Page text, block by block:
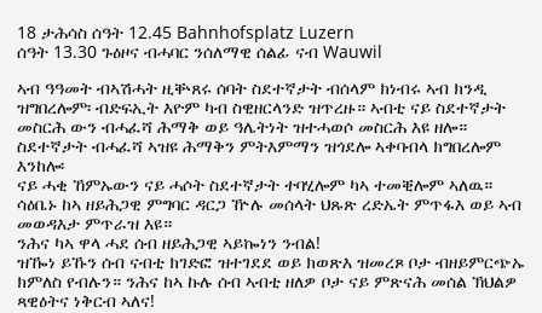
18 ታሕሳስ ሰዓት 12.45 Bahnhofsplatz Luzern
ሰዓት 13.30 ጉዕዞና ብሓባር ንሰለማዊ ሰልፊ ናብ Wauwil
ኣብ ዓዓመት ብኣሽሓት ዚቝጸሩ ሰባት ስደተኛታት ብሰላም ክነብሩ ኣብ ክንዲ
ዝግበረሎም፡ ብድፍኢት እዮም ካብ ስዊዘርላንድ ዝጥረዙ። ኣብቲ ናይ ስደተኛታት
መስርሕ ውን ብሓፈሻ ሕማቅ ወይ ዓሌትነት ዝተሓወሶ መስርሕ እዩ ዘሎ።
ስደተኛታት ብሓፈሻ ኣዝዩ ሕማቅን ምትእምማን ዝጎደሎ ኣቀባብላ ክግበረሎም
እንከሎ፡
ናይ ሓቂ ኸምኡውን ናይ ሓሶት ስደተኛታት ተባሂሎም ካኣ ተመቒሎም ኣለዉ።
ሳዕቤኑ ከኣ ዘይሕጋዊ ምግባር ዳርጋ ዅሉ መሰላት ህጹጽ ረድኤት ምጥፋእ ወይ ኣብ
መወዳእታ ምጥራዝ እዩ።
ንሕና ካኣ ዋላ ሓደ ሰብ ዘይሕጋዊ ኣይኰነን ንብል!
ዝዀነ ይኹን ሰብ ናብቲ ክገድፎ ዝተገደደ ወይ ክወጽእ ዝመረጾ ቦታ ብዘይምርጭኡ
ክምለስ የብሉን። ንሕና ከኣ ኩሉ ሰብ ኣብቲ ዘለዎ ቦታ ናይ ምጽናሕ መሰል ኽህልዎ
ጻዊዕትና ነቅርብ ኣለና!